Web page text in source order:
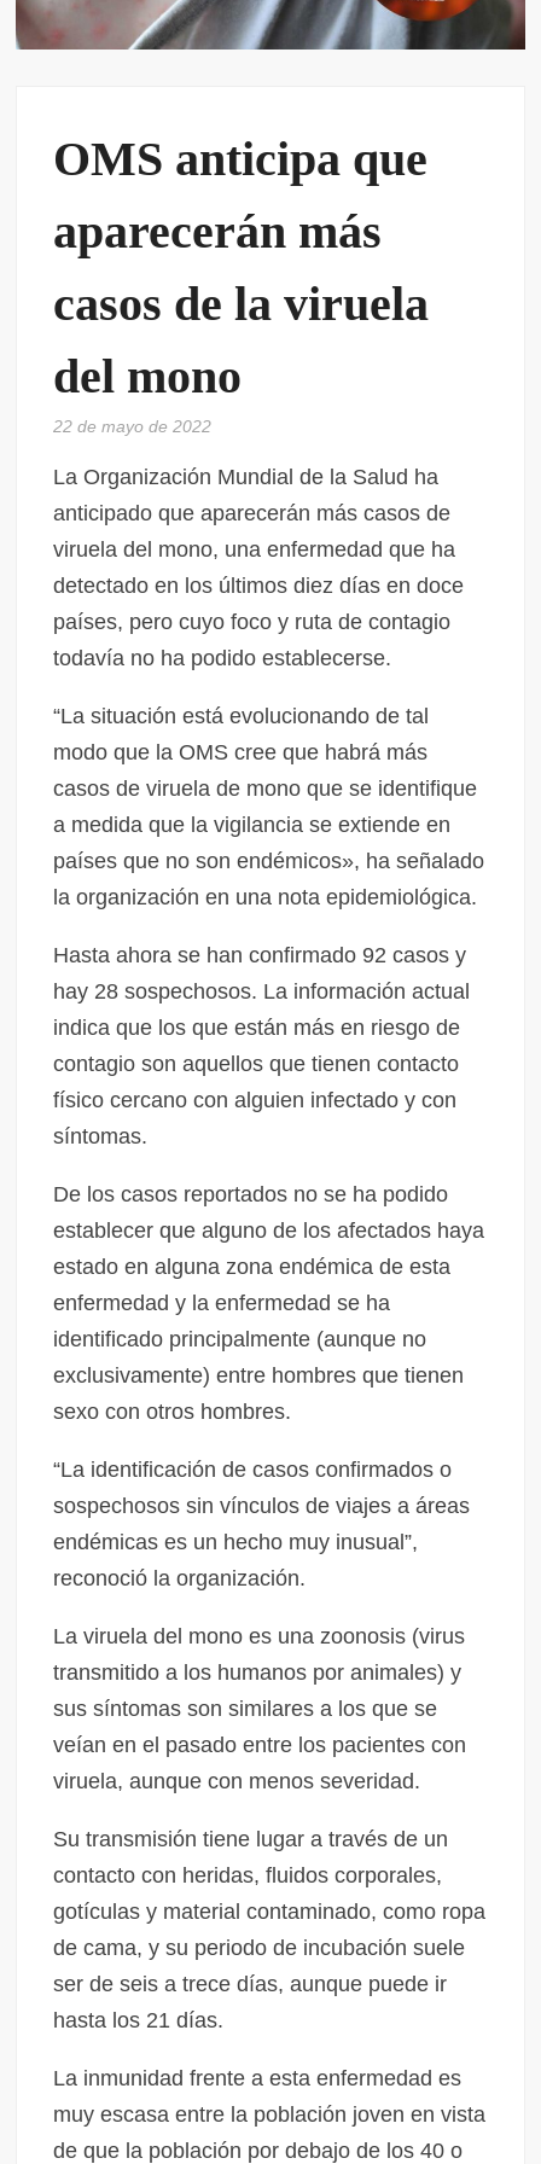
OMS anticipa que
aparecerán más
casos de la viruela
del mono
22 de mayo de 2022
La Organización Mundial de la Salud ha
anticipado que aparecerán más casos de
viruela del mono, una enfermedad que ha
detectado en los últimos diez días en doce
países, pero cuyo foco y ruta de contagio
todavía no ha podido establecerse.
“La situación está evolucionando de tal
modo que la OMS cree que habrá más
casos de viruela de mono que se identifique
a medida que la vigilancia se extiende en
países que no son endémicos», ha señalado
la organización en una nota epidemiológica.
Hasta ahora se han confirmado 92 casos y
hay 28 sospechosos. La información actual
indica que los que están más en riesgo de
contagio son aquellos que tienen contacto
físico cercano con alguien infectado y con
síntomas.
De los casos reportados no se ha podido
establecer que alguno de los afectados haya
estado en alguna zona endémica de esta
enfermedad y la enfermedad se ha
identificado principalmente (aunque no
exclusivamente) entre hombres que tienen
sexo con otros hombres.
“La identificación de casos confirmados o
sospechosos sin vínculos de viajes a áreas
endémicas es un hecho muy inusual”,
reconoció la organización.
La viruela del mono es una zoonosis (virus
transmitido a los humanos por animales) y
sus síntomas son similares a los que se
veían en el pasado entre los pacientes con
viruela, aunque con menos severidad.
Su transmisión tiene lugar a través de un
contacto con heridas, fluidos corporales,
gotículas y material contaminado, como ropa
de cama, y su periodo de incubación suele
ser de seis a trece días, aunque puede ir
hasta los 21 días.
La inmunidad frente a esta enfermedad es
muy escasa entre la población joven en vista
de que la población por debajo de los 40 o